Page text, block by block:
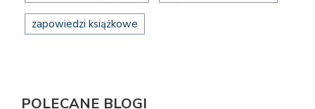
zapowiedzi książkowe
POLECANE BLOGI